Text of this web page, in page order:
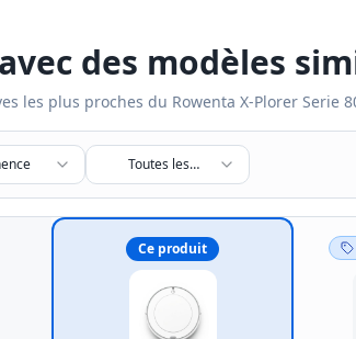
des modèles
les plus proches du Rowenta X-Plorer Serie
Toutes les
marques
Ce produit